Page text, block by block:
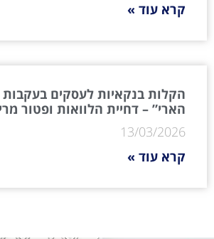
קרא עוד »
הקלות בנקאיות לעסקים
הארי” – דחיית הלוואות ופטור
13/03/2026
קרא עוד »